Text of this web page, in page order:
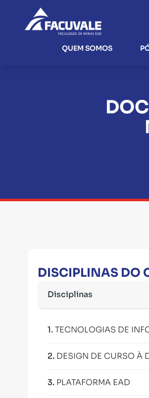
QUEM SOMOS
DISCIPLINAS DO
Disciplinas
1.TECNOLOGIAS DE
2. DESIGN DE CURSO À
3. PLATAFORMA EAD